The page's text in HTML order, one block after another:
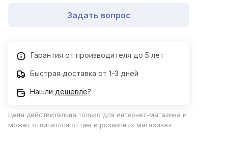
Задать вопрос
Гарантия от производителя до 5 лет
Быстрая доставка от 1-3 дней
Нашли дешевле?
Цена действительна только для интернет-магазина и
может отличаться от цен в розничных магазинах